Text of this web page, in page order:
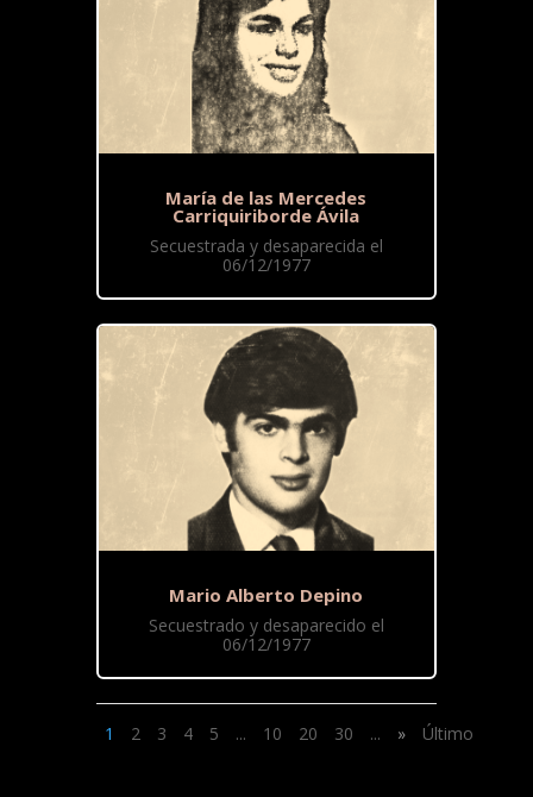
María de las Mercedes
Carriquiriborde Ávila
Secuestrada y desaparecida el
06/12/1977
Mario Alberto Depino
Secuestrado y desaparecido el
06/12/1977
1 2 3 4 5 ... 10 20 30 ... » Último